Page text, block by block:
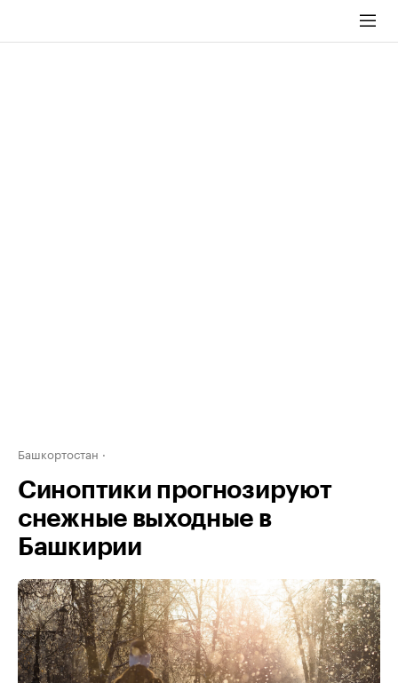
Башкортостан
Синоптики прогнозируют
снежные выходные в
Башкирии